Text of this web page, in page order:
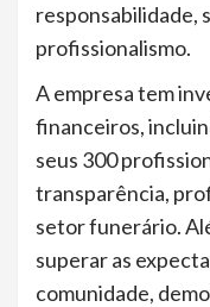
responsabilidade,
profissionalismo.
A empresa tem
financeiros,
seus 300
transparência,
setor funerário.
superar as
comunidade,